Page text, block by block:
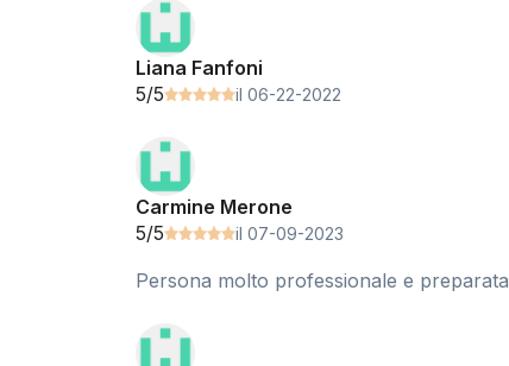
Liana Fanfoni
5/5
il 06-22-2022
Carmine Merone
5/5
il 07-09-2023
Persona molto professionale e preparata